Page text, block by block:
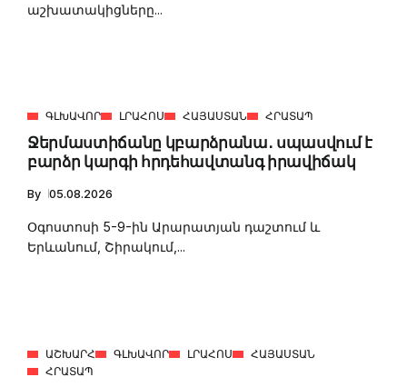
աշխատակիցները...
ԳԼԽԱՎՈՐ ԼՐԱՀՈՍ ՀԱՅԱՍՏԱՆ ՀՐԱՏԱՊ
Ջերմաստիճանը կբարձրանա․ սպասվում է
բարձր կարգի հրդեհավտանգ իրավիճակ
By 05.08.2026
Օգոստոսի 5-9-ին Արարատյան դաշտում և
Երևանում, Շիրակում,...
ԱՇԽԱՐՀ ԳԼԽԱՎՈՐ ԼՐԱՀՈՍ
ՀԱՅԱՍՏԱՆ
ՀՐԱՏԱՊ